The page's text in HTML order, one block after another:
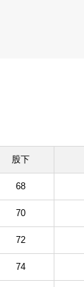
股下
68
70
72
74